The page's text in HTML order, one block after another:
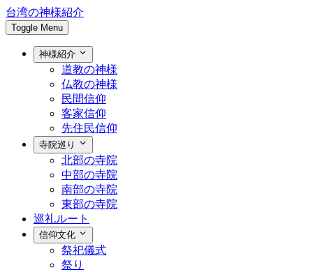
台湾の神様紹介
Toggle Menu
神様紹介
道教の神様
仏教の神様
民間信仰
客家信仰
先住民信仰
寺院巡り
北部の寺院
中部の寺院
南部の寺院
東部の寺院
巡礼ルート
信仰文化
祭祀儀式
祭り